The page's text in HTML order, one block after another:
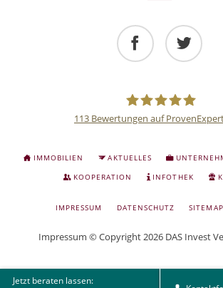
Jetzt beraten lassen:
Anlage
und
113 Bewertungen auf
NAVIGATION
IMMOBILIEN AKTUELLES
KOOPERATION
INFOTHEK
NAVIGATION
IMPRESSUM DATENSCHUTZ SITEMAP
Impressum © Copyright 2026 DAS Invest